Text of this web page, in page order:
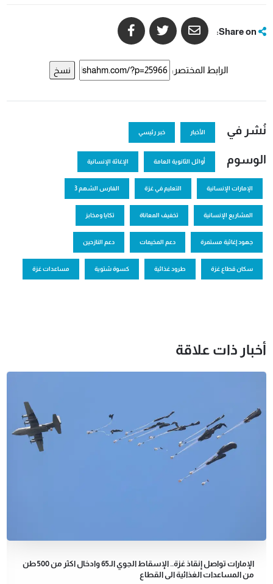
الرابط المختصر: نسخ
نُشر في الأخبار خبر رئيسي
الوسوم أوائل الثانوية العامة الإغاثة الإنسانية
الإمارات الإنسانية التعليم في غزة الفارس الشهم 3
المشاريع الإنسانية تخفيف المعاناة تكايا ومخابز
جهود إغاثية مستمرة دعم المخيمات دعم النازحين
سكان قطاع غزة طرود غذائية كسوة شتوية مساعدات غزة
أخبار ذات علاقة
الإمارات تواصل إنقاذ غزة.. الإسقاط الجوي الـ65 وادخال اكثر من 500 طن
من المساعدات الغذائية الى القطاع